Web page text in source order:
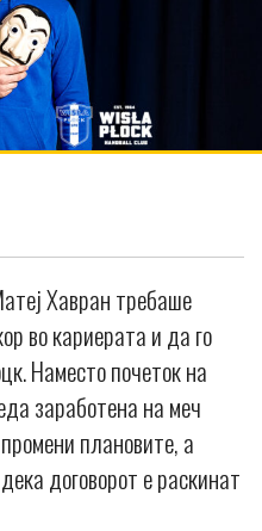
Хавран требаше
во кариерата и да го
Наместо почеток на
заработена на меч
плановите, а
договорот е раскинат